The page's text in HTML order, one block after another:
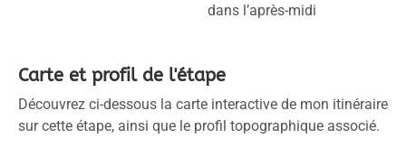
dans l’après-midi
Carte et profil de l'étape
Découvrez ci-dessous la carte interactive de mon itinéraire
sur cette étape, ainsi que le profil topographique associé.